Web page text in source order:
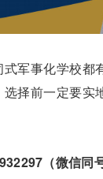
军事化学校都
择前一定要实
（微信同号